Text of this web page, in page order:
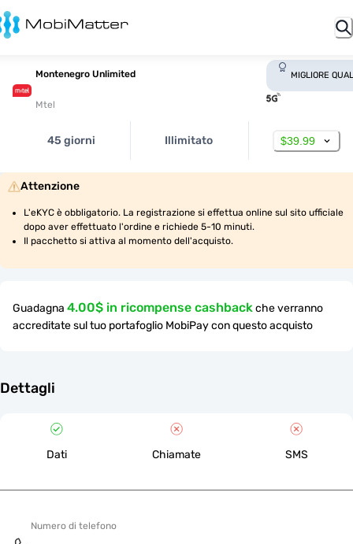
Montenegro Unlimited
Mtel
MIGLIORE
45 giorni Illimitato $39.99
Attenzione
L'eKYC è obbligatorio. La registrazione si effettua online sul sito ufficiale
dopo aver effettuato l'ordine e richiede 5-10 minuti.
Il pacchetto si attiva al momento dell'acquisto.
Guadagna 4.00$ in ricompense cashbackche verranno
accreditate sul tuo portafoglio MobiPay con questo acquisto
Dettagli
Dati Chiamate SMS
Numero di telefono